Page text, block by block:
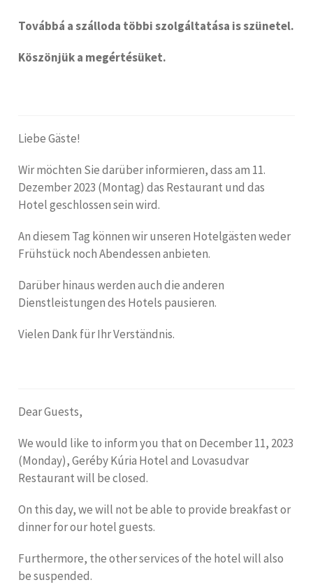
Továbbá a szálloda többi szolgáltatása is szünetel.
Köszönjük a megértésüket.
Liebe Gäste!
Wir möchten Sie darüber informieren, dass am 11.
Dezember 2023 (Montag) das Restaurant und das
Hotel geschlossen sein wird.
An diesem Tag können wir unseren Hotelgästen weder
Frühstück noch Abendessen anbieten.
Darüber hinaus werden auch die anderen
Dienstleistungen des Hotels pausieren.
Vielen Dank für Ihr Verständnis.
Dear Guests,
We would like to inform you that on December 11, 2023
(Monday), Geréby Kúria Hotel and Lovasudvar
Restaurant will be closed.
On this day, we will not be able to provide breakfast or
dinner for our hotel guests.
Furthermore, the other services of the hotel will also
be suspended.